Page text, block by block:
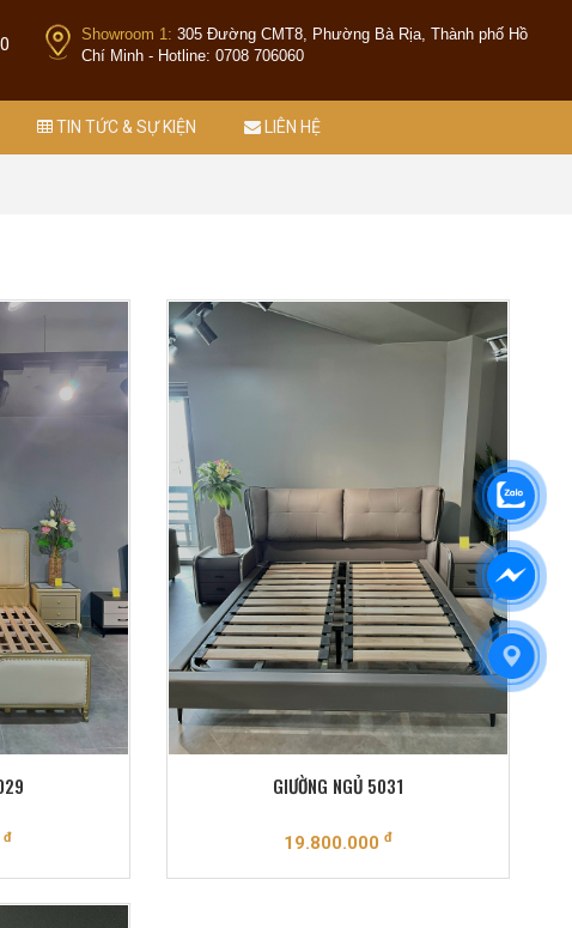
Showroom 1: 305 Đường CMT8, Phường Bà Rịa, Thành phố Hồ
Chí Minh - Hotline: 0708 706060
TIN TỨC & SỰ KIỆN LIÊN HỆ
đ
GIƯỜNG NGỦ 5031
19.800.000 đ